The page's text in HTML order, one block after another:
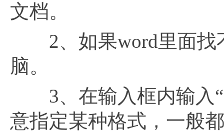
文档。
2、如果word里面找
脑。
3、在输入框内输入
意指定某种格式，一般